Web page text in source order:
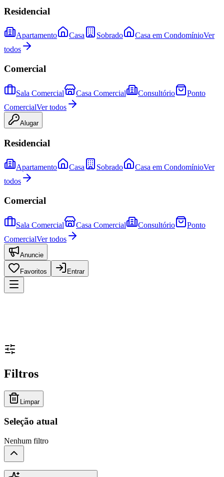
Residencial
Apartamento Casa Sobrado Casa em CondomínioVer
todos
Comercial
Sala Comercial Casa Comercial Consultório
Ponto
ComercialVer todos
Alugar
Residencial
Apartamento Casa Sobrado Casa em CondomínioVer
todos
Comercial
Sala Comercial Casa Comercial Consultório
Ponto
ComercialVer todos
Anuncie
Favoritos Entrar
Filtros
Limpar
Seleção atual
Nenhum filtro